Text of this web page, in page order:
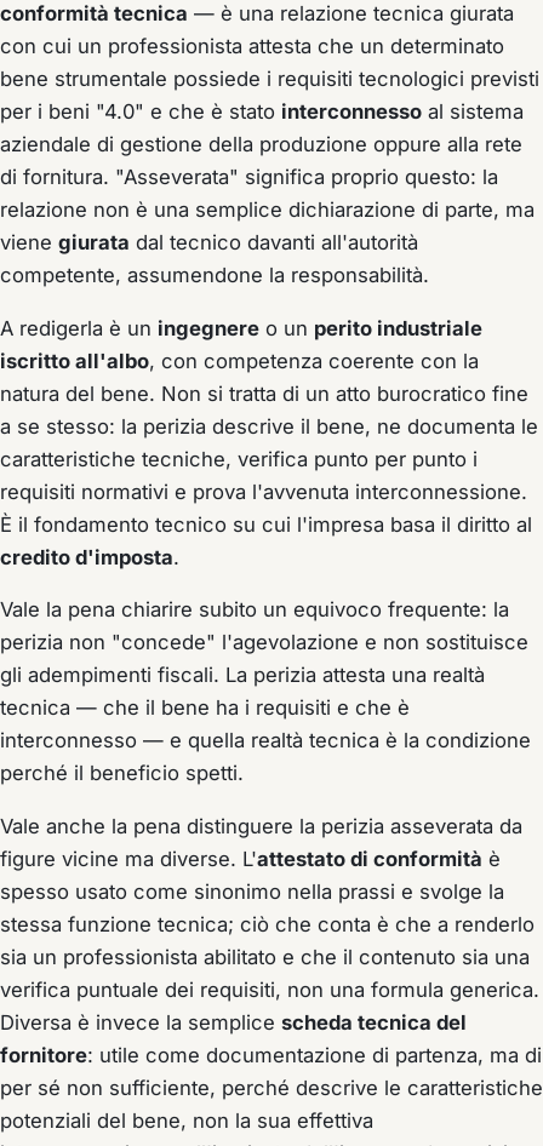
conformità tecnica — è una relazione tecnica giurata
con cui un professionista attesta che un determinato
bene strumentale possiede i requisiti tecnologici previsti
per i beni "4.0" e che è stato interconnesso al sistema
aziendale di gestione della produzione oppure alla rete
di fornitura. "Asseverata" significa proprio questo: la
relazione non è una semplice dichiarazione di parte, ma
viene giurata dal tecnico davanti all'autorità
competente, assumendone la responsabilità.
A redigerla è un ingegnere o un perito industriale
iscritto all'albo, con competenza coerente con la
natura del bene. Non si tratta di un atto burocratico fine
a se stesso: la perizia descrive il bene, ne documenta le
caratteristiche tecniche, verifica punto per punto i
requisiti normativi e prova l'avvenuta interconnessione.
È il fondamento tecnico su cui l'impresa basa il diritto al
credito d'imposta.
Vale la pena chiarire subito un equivoco frequente: la
perizia non "concede" l'agevolazione e non sostituisce
gli adempimenti fiscali. La perizia attesta una realtà
tecnica — che il bene ha i requisiti e che è
interconnesso — e quella realtà tecnica è la condizione
perché il beneficio spetti.
Vale anche la pena distinguere la perizia asseverata da
figure vicine ma diverse. L'attestato di conformità è
spesso usato come sinonimo nella prassi e svolge la
stessa funzione tecnica; ciò che conta è che a renderlo
sia un professionista abilitato e che il contenuto sia una
verifica puntuale dei requisiti, non una formula generica.
Diversa è invece la semplice scheda tecnica del
fornitore: utile come documentazione di partenza, ma di
per sé non sufficiente, perché descrive le caratteristiche
potenziali del bene, non la sua effettiva